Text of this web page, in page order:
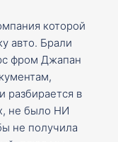
которой
авто. Брали
фром Джапан
разбирается в
не было НИ
не получила